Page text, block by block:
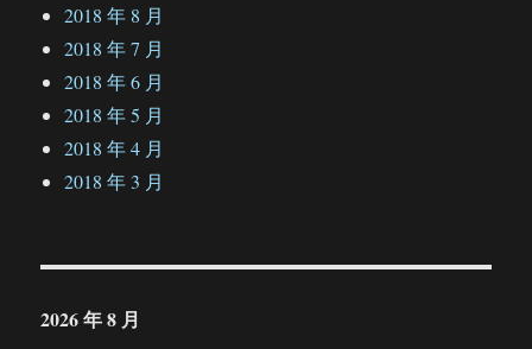
2018 年 8 月
2018 年 7 月
2018 年 6 月
2018 年 5 月
2018 年 4 月
2018 年 3 月
2026 年 8 月